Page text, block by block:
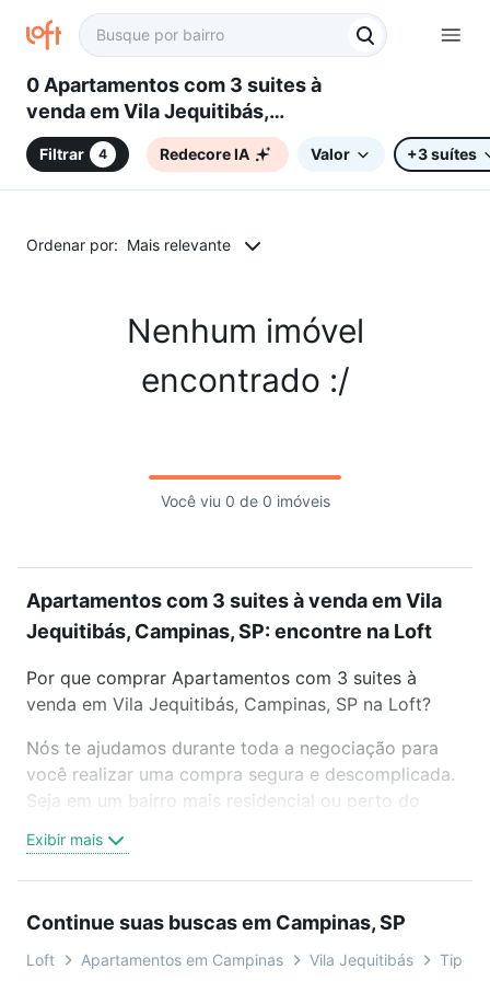
0 Apartamentos com 3 suites à
venda em Vila Jequitibás,
Campinas, SP
Filtrar 4 Redecore IA Valor +3 suítes
Ordenar por: Mais relevante
Nenhum imóvel
encontrado :/
Você viu 0 de 0 imóveis
Apartamentos com 3 suites à venda em Vila
Jequitibás, Campinas, SP: encontre na Loft
Por que comprar Apartamentos com 3 suites à
venda em Vila Jequitibás, Campinas, SP na Loft?
Nós te ajudamos durante toda a negociação para
você realizar uma compra segura e descomplicada.
Seja em um bairro mais residencial ou perto do
oferta ideal de Apartamentos com 3 suites à venda
em Vila Jequitibás, Campinas, SP para conquistar
videochamada, é grátis, sem compromisso e você
ainda conta com mais de 46 mil corretores e
Exibir mais
Continue suas buscas em Campinas, SP
Loft Apartamentos em Campinas Vila Jequitibás Tipo